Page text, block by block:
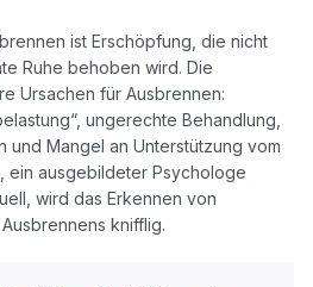
ist Erschöpfung, die nicht
Ruhe behoben wird. Die
Ursachen für Ausbrennen:
ungerechte Behandlung,
und Mangel an Unterstützung vom
ein ausgebildeter Psychologe
wird das Erkennen von